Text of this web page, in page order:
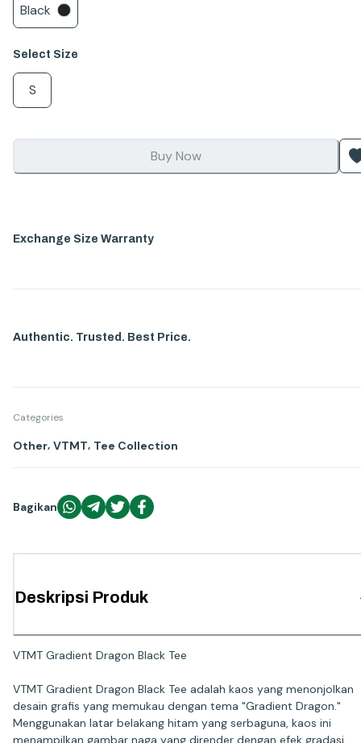
Black
Select Size
S
Buy Now
Exchange Size Warranty
Authentic. Trusted. Best Price.
Categories
Other, VTMT, Tee Collection
Bagikan
Deskripsi Produk
VTMT Gradient Dragon Black Tee
VTMT Gradient Dragon Black Tee adalah kaos yang menonjolkan
desain grafis yang memukau dengan tema "Gradient Dragon."
Menggunakan latar belakang hitam yang serbaguna, kaos ini
menampilkan gambar naga yang dirender dengan efek gradasi